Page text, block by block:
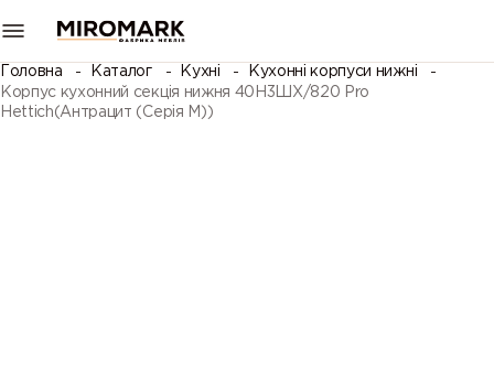
Головна Каталог Кухні
Кухонні корпуси нижні
Корпус кухонний секція нижня 40Н3ШХ/820 Pro
Hettich(Антрацит (Серія М))